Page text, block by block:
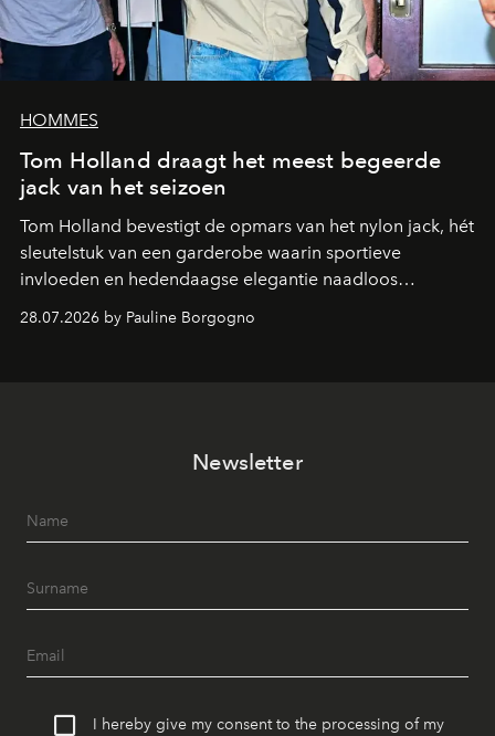
HOMMES
Tom Holland draagt het meest begeerde
jack van het seizoen
Tom Holland bevestigt de opmars van het nylon jack, hét
sleutelstuk van een garderobe waarin sportieve
invloeden en hedendaagse elegantie naadloos
28.07.2026 by Pauline Borgogno
Newsletter
I hereby give my consent to the processing of my